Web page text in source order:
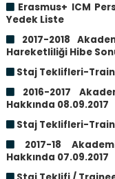
Erasmus+ ICM
Yedek Liste
2017-2018
Hareketliliği Hibe
Staj Teklifleri-
2016-2017
Hakkında 08.09.2017
Staj Teklifleri-
2017-18
Hakkında 07.09.2017